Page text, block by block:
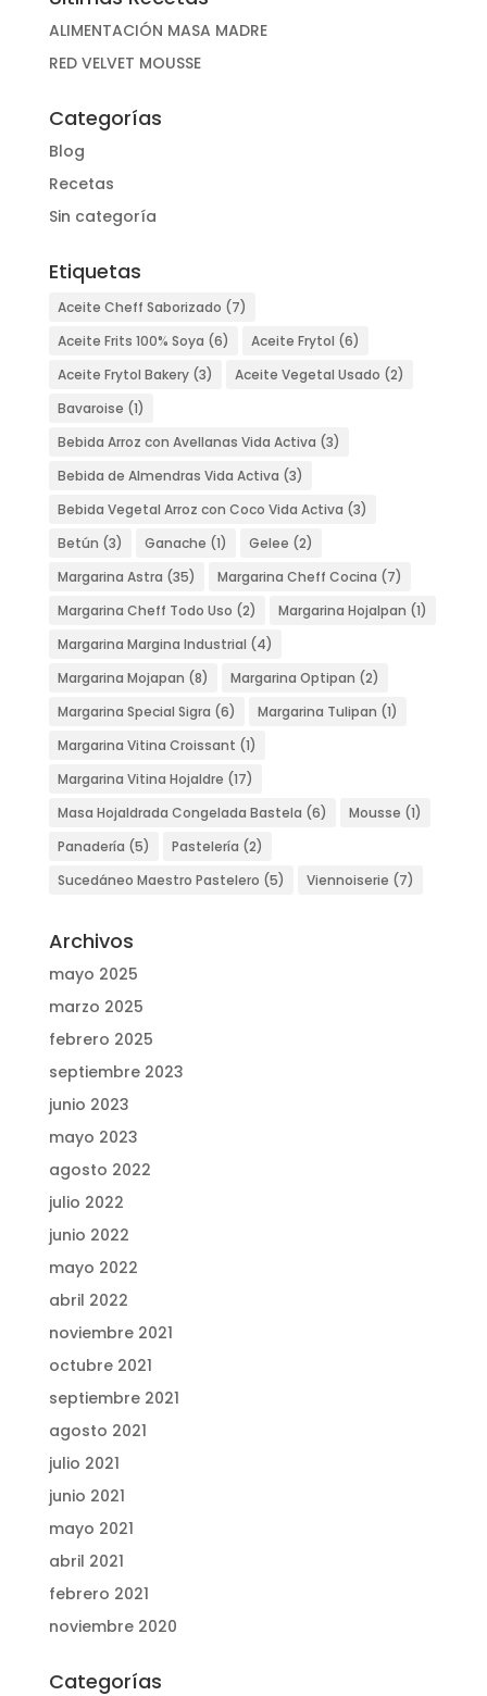
ALIMENTACIÓN MASA MADRE
RED VELVET MOUSSE
Categorías
Blog
Recetas
Sin categoría
Etiquetas
Aceite Cheff Saborizado (7)
Aceite Frits 100% Soya (6) Aceite Frytol (6)
Aceite Frytol Bakery(3) Aceite Vegetal Usado (2)
Bavaroise (1)
Bebida Arroz con Avellanas Vida Activa (3)
Bebida de Almendras Vida Activa (3)
Bebida Vegetal Arroz con Coco Vida Activa (3)
Betún (3) Ganache (1) Gelee (2)
Margarina Astra (35) Margarina Cheff Cocina (7)
Margarina Cheff Todo Uso (2) Margarina Hojalpan (1)
Margarina Margina Industrial (4)
Margarina Mojapan (8) Margarina Optipan (2)
Margarina Special Sigra (6) Margarina Tulipan (1)
Margarina Vitina Croissant (1)
Margarina Vitina Hojaldre (17)
Masa Hojaldrada Congelada Bastela (6) Mousse (1)
Panadería (5) Pastelería (2)
Sucedáneo Maestro Pastelero (5) Viennoiserie (7)
Archivos
mayo 2025
marzo 2025
febrero 2025
septiembre 2023
junio 2023
mayo 2023
agosto 2022
julio 2022
junio 2022
mayo 2022
abril 2022
noviembre 2021
octubre 2021
septiembre 2021
agosto 2021
julio 2021
junio 2021
mayo 2021
abril 2021
febrero 2021
noviembre 2020
Categorías